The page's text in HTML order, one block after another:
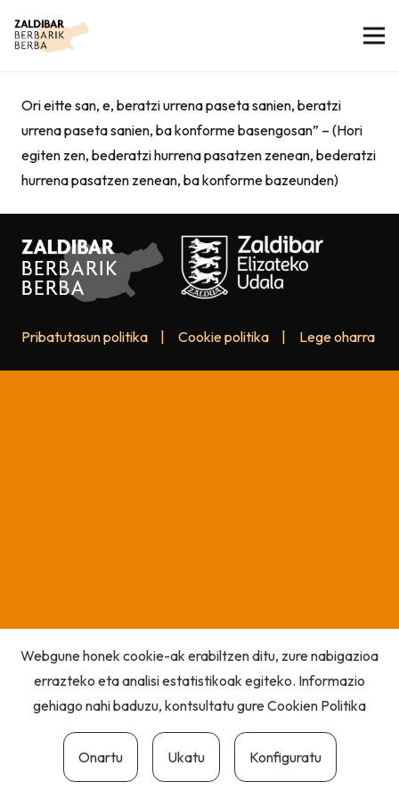
Ori eitte san, e, beratzi urrena paseta sanien, beratzi
urrena paseta sanien, ba konforme basengosan” – (Hori
egiten zen, bederatzi hurrena pasatzen zenean, bederatzi
hurrena pasatzen zenean, ba konforme bazeunden)
Pribatutasun politika Cookie politika Lege oharra
Webgune honek cookie-ak erabiltzen ditu, zure nabigazioa
errazteko eta analisi estatistikoak egiteko. Informazio
gehiago nahi baduzu, kontsultatu gureCookien Politika
Onartu Ukatu Konfiguratu